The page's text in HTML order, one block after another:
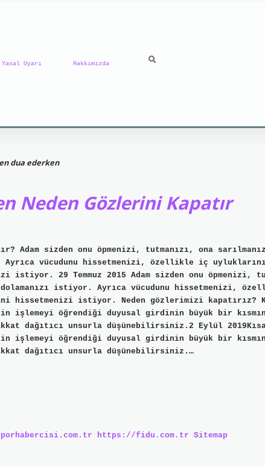
Yasal Uyarı Hakkımızda
dua ederken
Neden Gözlerini Kapatır
Adam sizden onu öpmenizi, tutmanızı, ona
Ayrıca vücudunu hissetmenizi, özellikle iç
29 Temmuz 2015 Adam sizden onu öpmenizi,
dolamanızı istiyor. Ayrıca vücudunu hissetmenizi,
istiyor. Neden gözlerimizi kapatırız?
işlemeyi öğrendiği duyusal girdinin büyük bir
dağıtıcı unsurla düşünebilirsiniz.2 Eylül
işlemeyi öğrendiği duyusal girdinin büyük bir
dağıtıcı unsurla düşünebilirsiniz.…
https://fidu.com.tr Sitemap